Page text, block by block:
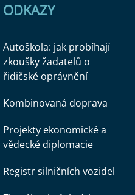
ODKAZY
Autoškola: jak probíhají
zkoušky žadatelů o
řidičské oprávnění
Kombinovaná doprava
Projekty ekonomické a
vědecké diplomacie
Registr silničních vozidel